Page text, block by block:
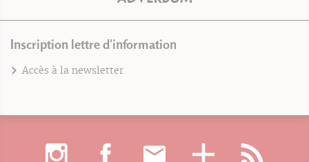
Inscription lettre d'information
Accès à la newsletter